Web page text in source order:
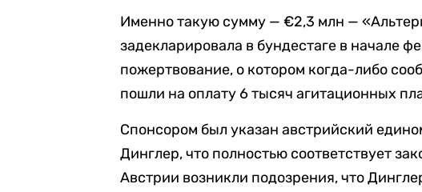
Именно такую сумму — €2,3 млн —
задекларировала в бундестаге в начале
пожертвование, о котором когда-либо
пошли на оплату 6 тысяч агитационных
Спонсором был указан австрийский
Динглер, что полностью соответствует
Австрии возникли подозрения, что